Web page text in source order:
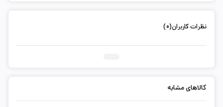
نظرات کاربران(0)
کالاهای مشابه